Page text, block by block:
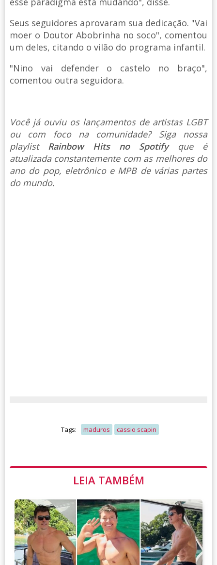
Seus seguidores aprovaram sua dedicação. "Vai
moer o Doutor Abobrinha no soco", comentou
um deles, citando o vilão do programa infantil.
"Nino vai defender o castelo no braço",
comentou outra seguidora.
Você já ouviu os lançamentos de artistas LGBT
ou com foco na comunidade? Siga nossa
playlist Rainbow Hits no Spotify que é
atualizada constantemente com as melhores do
ano do pop, eletrônico e MPB de várias partes
do mundo.
Tags: maduros cassio scapin
LEIA TAMBÉM